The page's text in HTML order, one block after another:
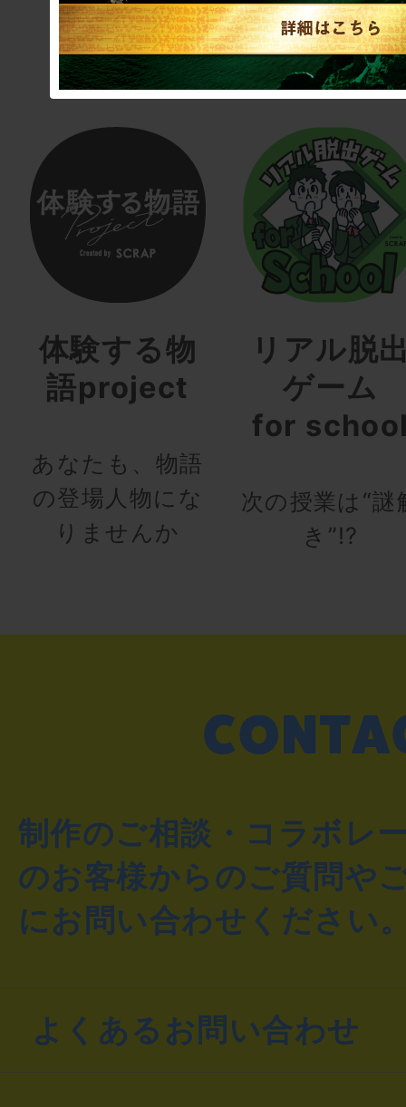
ゲーム
体験する物
語project
あなたも、物語
の登場人物にな
りませんか
リアル脱
ゲーム
for
次の授業は“謎
き”!?
制作のご相談・コラボレ
のお客様からのご質問や
にお問い合わせください
よくあるお問い合わせ